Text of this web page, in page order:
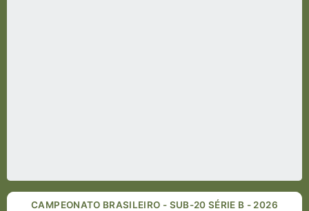
CAMPEONATO BRASILEIRO - SUB-20 SÉRIE B - 2026